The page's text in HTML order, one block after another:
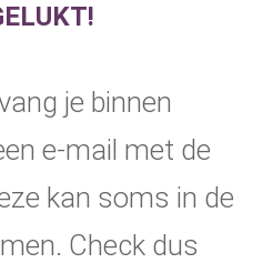
je binnen
e-mail met de
kan soms in de
Check dus